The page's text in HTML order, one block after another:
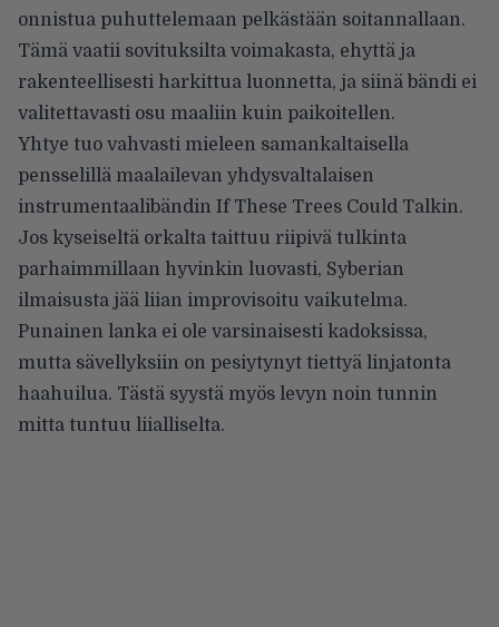
onnistua puhuttelemaan pelkästään soitannallaan.
Tämä vaatii sovituksilta voimakasta, ehyttä ja
rakenteellisesti harkittua luonnetta, ja siinä bändi ei
valitettavasti osu maaliin kuin paikoitellen.
Yhtye tuo vahvasti mieleen samankaltaisella
pensselillä maalailevan yhdysvaltalaisen
instrumentaalibändin If These Trees Could Talkin.
Jos kyseiseltä orkalta taittuu riipivä tulkinta
parhaimmillaan hyvinkin luovasti, Syberian
ilmaisusta jää liian improvisoitu vaikutelma.
Punainen lanka ei ole varsinaisesti kadoksissa,
mutta sävellyksiin on pesiytynyt tiettyä linjatonta
haahuilua. Tästä syystä myös levyn noin tunnin
mitta tuntuu liialliselta.